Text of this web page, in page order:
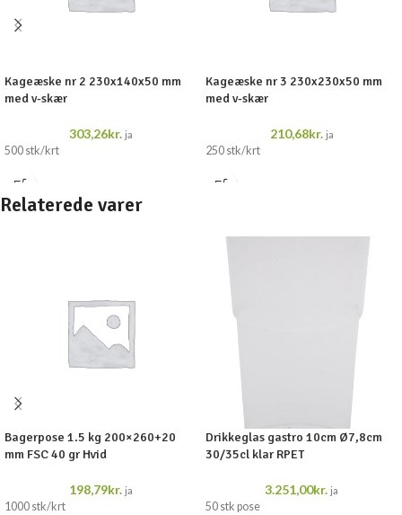
Kageæske nr 2 230x140x50 mm
med v-skær
303,26kr. ja
500 stk/krt
Kageæske nr 3 230x230x50 mm
med v-skær
210,68kr. ja
250 stk/krt
Relaterede varer
Bagerpose 1.5 kg 200×260+20
mm FSC 40 gr Hvid
198,79kr. ja
1000 stk/krt
Drikkeglas gastro 10cm Ø7,8cm
30/35cl klar RPET
3.251,00kr. ja
50 stk pose